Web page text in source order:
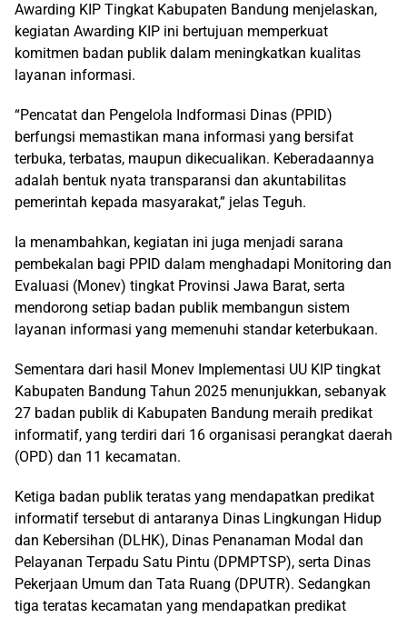
Awarding KIP Tingkat Kabupaten Bandung menjelaskan,
kegiatan Awarding KIP ini bertujuan memperkuat
komitmen badan publik dalam meningkatkan kualitas
layanan informasi.
“Pencatat dan Pengelola Indformasi Dinas (PPID)
berfungsi memastikan mana informasi yang bersifat
terbuka, terbatas, maupun dikecualikan. Keberadaannya
adalah bentuk nyata transparansi dan akuntabilitas
pemerintah kepada masyarakat,” jelas Teguh.
Ia menambahkan, kegiatan ini juga menjadi sarana
pembekalan bagi PPID dalam menghadapi Monitoring dan
Evaluasi (Monev) tingkat Provinsi Jawa Barat, serta
mendorong setiap badan publik membangun sistem
layanan informasi yang memenuhi standar keterbukaan.
Sementara dari hasil Monev Implementasi UU KIP tingkat
Kabupaten Bandung Tahun 2025 menunjukkan, sebanyak
27 badan publik di Kabupaten Bandung meraih predikat
informatif, yang terdiri dari 16 organisasi perangkat daerah
(OPD) dan 11 kecamatan.
Ketiga badan publik teratas yang mendapatkan predikat
informatif tersebut di antaranya Dinas Lingkungan Hidup
dan Kebersihan (DLHK), Dinas Penanaman Modal dan
Pelayanan Terpadu Satu Pintu (DPMPTSP), serta Dinas
Pekerjaan Umum dan Tata Ruang (DPUTR). Sedangkan
tiga teratas kecamatan yang mendapatkan predikat